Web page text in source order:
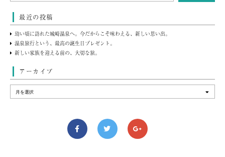
最近の投稿
幼い頃に訪れた城崎温泉へ。今だからこそ味わえる、新しい思い出。
温泉旅行という、最高の誕生日プレゼント。
新しい家族を迎える前の、大切な旅。
アーカイブ